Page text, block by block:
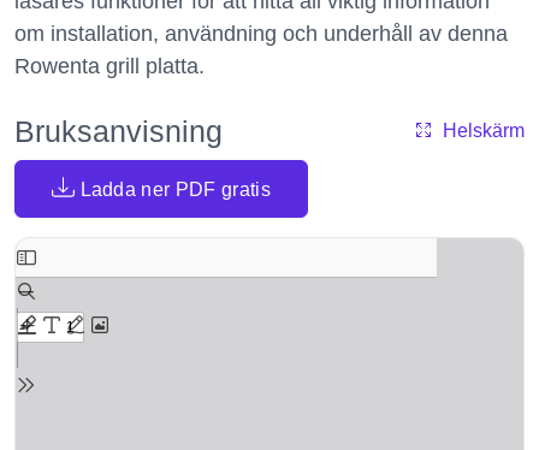
om installation, användning och underhåll av denna
Rowenta grill platta.
Bruksanvisning Helskärm
Ladda ner PDF gratis